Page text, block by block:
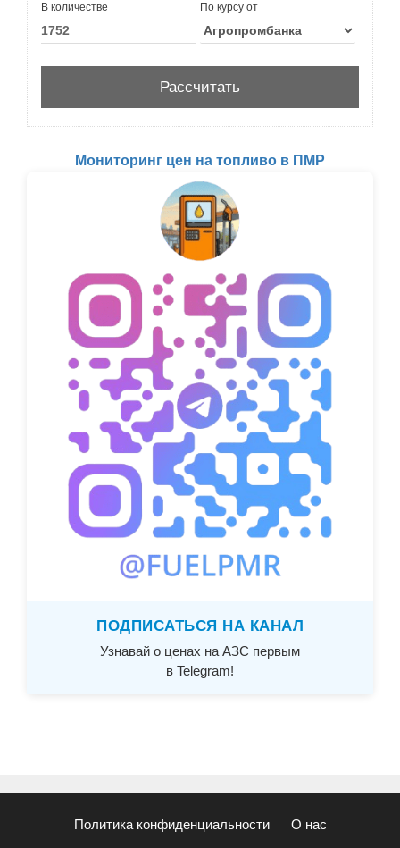
В количестве По курсу от
Мониторинг цен на топливо в ПМР
ПОДПИСАТЬСЯ НА КАНАЛ
Узнавай о ценах на АЗС первым
в Telegram!
Политика конфиденциальности О нас